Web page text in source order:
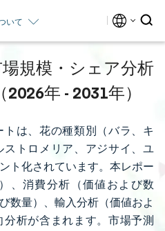
いて
規模・シェア分析
年 - 2031年）
は、花の種類別（バラ、キ
トロメリア、アジサイ、ユ
ト化されています。本レポー
、消費分析（価値および数
数量）、輸入分析（価値およ
析が含まれます。市場予測